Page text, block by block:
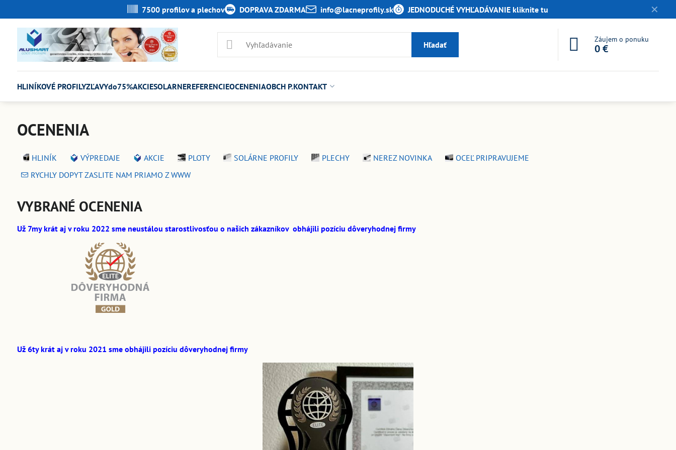
✕
7500 profilov a plechov DOPRAVA ZDARMA info​@lacneprofily​.sk JEDNODUCHÉ VYHĽADÁVANIE kliknite tu
Hľadať
Záujem o ponuku
0 €
HLINÍKOVÉ PROFILYZĽAVYdo75%AKCIESOLARNEREFERENCIEOCENENIAOBCH P.KONTAKT
OCENENIA
HLINÍK VÝPREDAJE AKCIE PLOTY SOLÁRNE PROFILY PLECHY NEREZ NOVINKA
OCEĽ PRIPRAVUJEME
RYCHLY DOPYT ZASLITE NAM PRIAMO Z WWW
VYBRANÉ OCENENIA
Už 7my krát aj v roku 2022 sme neustálou starostlivosťou o našich zákazníkov obhájili pozíciu dôveryhodnej firmy
Už 6ty krát aj v roku 2021 sme obhájili pozíciu dôveryhodnej firmy